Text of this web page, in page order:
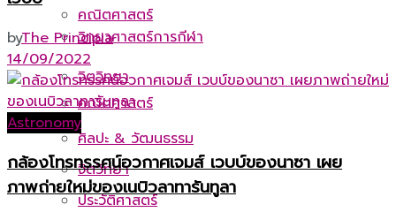
วิทยาศาสตร์การกีฬา
คณิตศาสตร์
จิตวิทยา
คณิตศาสตร์
จิตวิทยา
ศิลปะ & วัฒนธรรม
ประวัติศาสตร์
byThe Principia
14/09/2022
Astronomy
กล้องโทรทรรศน์อวกาศเจมส์ เวบบ์ของนาซา เผย
ภาพถ่ายใหม่ของเนบิวลาทารันทูลา